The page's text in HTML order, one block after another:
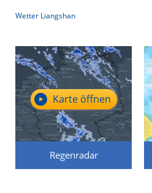
Wetter Liangshan
Regenradar
Karte öffnen